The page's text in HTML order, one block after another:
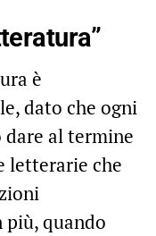
è
dato che ogni
al termine
letterarie che
quando